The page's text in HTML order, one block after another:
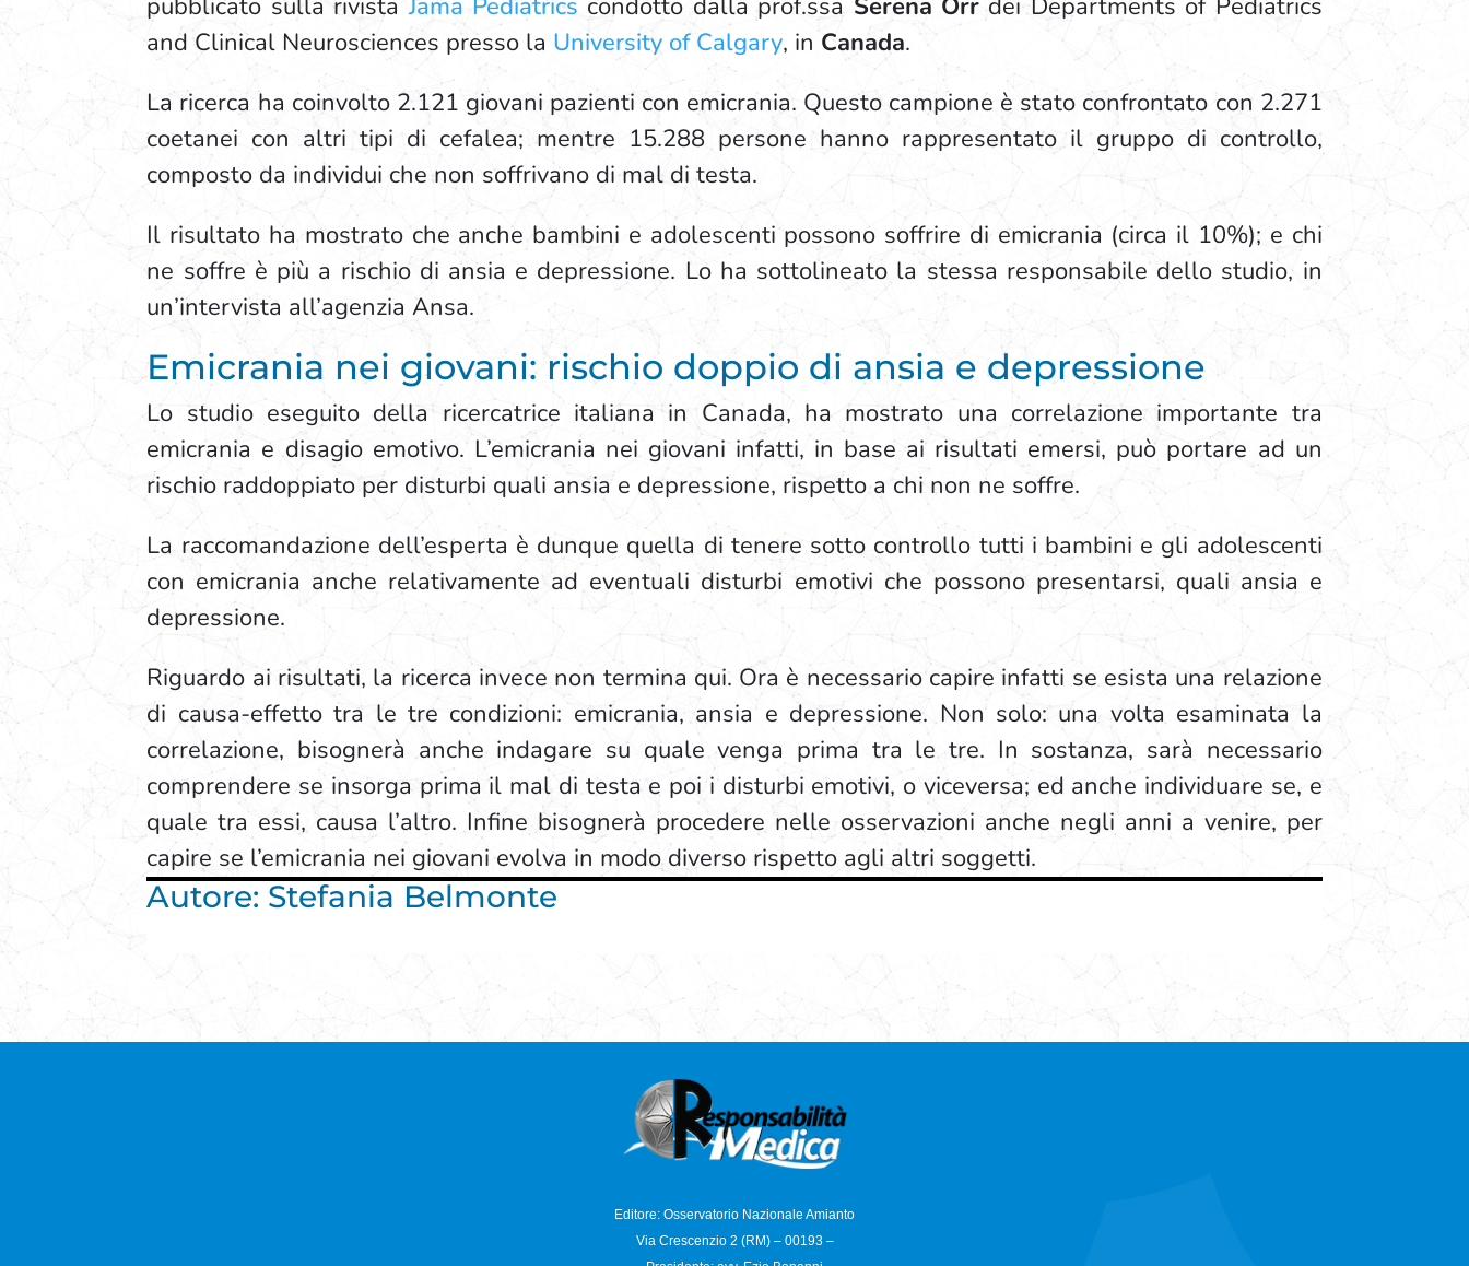
pubblicato sulla rivistaJama Pediatrics condotto dalla prof.ssa Serena Orr dei Departments of Pediatrics
and Clinical Neurosciences presso la University of Calgary, inCanada.
La ricerca ha coinvolto 2.121 giovani pazienti con emicrania. Questo campione è stato confrontato con 2.271
coetanei con altri tipi di cefalea; mentre 15.288 persone hanno rappresentato il gruppo di controllo,
composto da individui che non soffrivano di mal di testa.
Il risultato ha mostrato che anche bambini e adolescenti possono soffrire di emicrania (circa il 10%); e chi
ne soffre è più a rischio di ansia e depressione. Lo ha sottolineato la stessa responsabile dello studio, in
un’intervista all’agenzia Ansa.
Emicrania nei giovani: rischio doppio di ansia e depressione
Lo studio eseguito della ricercatrice italiana in Canada, ha mostrato una correlazione importante tra
emicrania e disagio emotivo. L’emicrania nei giovani infatti, in base ai risultati emersi, può portare ad un
rischio raddoppiato per disturbi quali ansia e depressione, rispetto a chi non ne soffre.
La raccomandazione dell’esperta è dunque quella di tenere sotto controllo tutti i bambini e gli adolescenti
con emicrania anche relativamente ad eventuali disturbi emotivi che possono presentarsi, quali ansia e
depressione.
Riguardo ai risultati, la ricerca invece non termina qui. Ora è necessario capire infatti se esista una relazione
di causa-effetto tra le tre condizioni: emicrania, ansia e depressione. Non solo: una volta esaminata la
correlazione, bisognerà anche indagare su quale venga prima tra le tre. In sostanza, sarà necessario
comprendere se insorga prima il mal di testa e poi i disturbi emotivi, o viceversa; ed anche individuare se, e
quale tra essi, causa l’altro. Infine bisognerà procedere nelle osservazioni anche negli anni a venire, per
capire se l’emicrania nei giovani evolva in modo diverso rispetto agli altri soggetti.
Autore: Stefania Belmonte
Editore: Osservatorio Nazionale Amianto
Via Crescenzio 2 (RM) – 00193 –